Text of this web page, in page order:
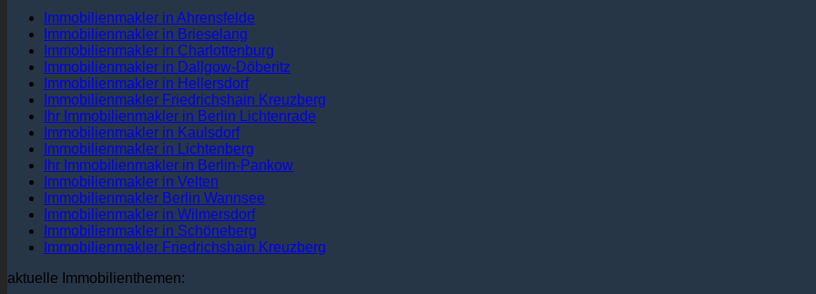
Immobilienmakler in Ahrensfelde
Immobilienmakler in Brieselang
Immobilienmakler in Charlottenburg
Immobilienmakler in Dallgow-Döberitz
Immobilienmakler in Hellersdorf
Immobilienmakler Friedrichshain Kreuzberg
Ihr Immobilienmakler in Berlin Lichtenrade
Immobilienmakler in Kaulsdorf
Immobilienmakler in Lichtenberg
Ihr Immobilienmakler in Berlin-Pankow
Immobilienmakler in Velten
Immobilienmakler Berlin Wannsee
Immobilienmakler in Wilmersdorf
Immobilienmakler in Schöneberg
Immobilienmakler Friedrichshain Kreuzberg
aktuelle Immobilienthemen: